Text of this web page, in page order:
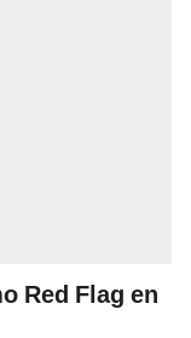
Red Flag en